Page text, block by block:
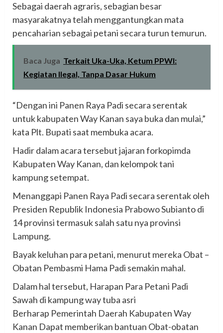
Sebagai daerah agraris, sebagian besar
masyarakatnya telah menggantungkan mata
pencaharian sebagai petani secara turun temurun.
Baca Juga Terkait Uka-Uka, Ketum PPWI:
Kegiatan Ilegal, Tanpa Dasar Hukum
“Dengan ini Panen Raya Padi secara serentak
untuk kabupaten Way Kanan saya buka dan mulai,”
kata Plt. Bupati saat membuka acara.
Hadir dalam acara tersebut jajaran forkopimda
Kabupaten Way Kanan, dan kelompok tani
kampung setempat.
Menanggapi Panen Raya Padi secara serentak oleh
Presiden Republik Indonesia Prabowo Subianto di
14 provinsi termasuk salah satu nya provinsi
Lampung.
Bayak keluhan para petani, menurut mereka Obat –
Obatan Pembasmi Hama Padi semakin mahal.
Dalam hal tersebut, Harapan Para Petani Padi
Sawah di kampung way tuba asri
Berharap Pemerintah Daerah Kabupaten Way
Kanan Dapat memberikan bantuan Obat-obatan